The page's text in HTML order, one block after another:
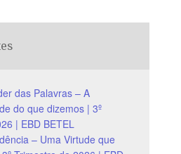
das Palavras – A
do que dizemos | 3º
| EBD BETEL
– Uma Virtude que